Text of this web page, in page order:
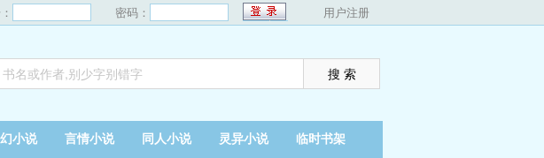
密码： 用户注册
小说 言情小说 同人小说 灵异小说 临时书架